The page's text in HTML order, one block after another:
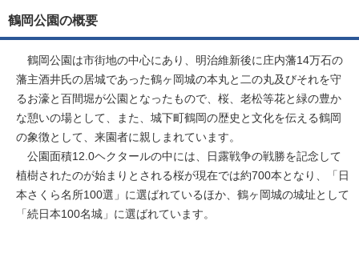
鶴岡公園の概要
鶴岡公園は市街地の中心にあり、明治維新後に庄内藩14万石の
藩主酒井氏の居城であった鶴ヶ岡城の本丸と二の丸及びそれを守
るお濠と百間堀が公園となったもので、桜、老松等花と緑の豊か
な憩いの場として、また、城下町鶴岡の歴史と文化を伝える鶴岡
の象徴として、来園者に親しまれています。
公園面積12.0ヘクタールの中には、日露戦争の戦勝を記念して
植樹されたのが始まりとされる桜が現在では約700本となり、「日
本さくら名所100選」に選ばれているほか、鶴ヶ岡城の城址として
「続日本100名城」に選ばれています。